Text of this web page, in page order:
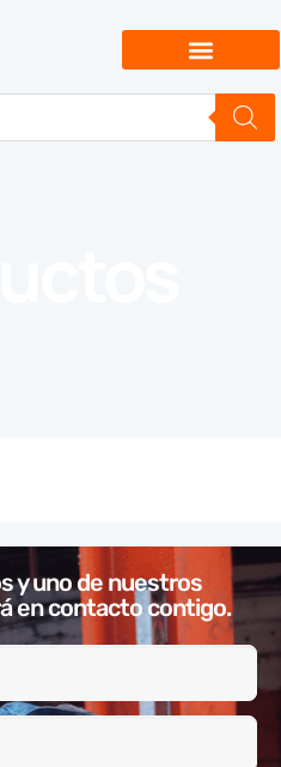
y uno de nuestros
en contacto contigo.